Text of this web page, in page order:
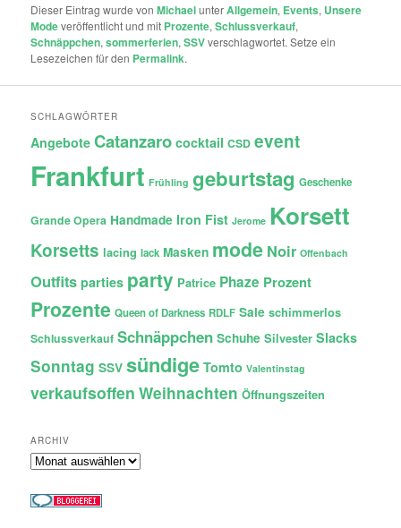
Dieser Eintrag wurde vonMichaelunterAllgemein, Events, Unsere
Modeveröffentlicht und mit Prozente,Schlussverkauf,
Schnäppchen,sommerferien,SSVverschlagwortet. Setze ein
Lesezeichen für den Permalink.
SCHLAGWÖRTER
Angebote Catanzaro cocktail CSD event
Frankfurt Frühling geburtstag Geschenke
Grande Opera Handmade Iron Fist Jerome Korsett
Korsetts lacing lack Masken mode Noir Offenbach
Outfits parties party Patrice Phaze Prozent
Prozente Queen of Darkness RDLF Sale schimmerlos
Schlussverkauf Schnäppchen Schuhe Silvester Slacks
Sonntag SSV sündige Tomto Valentinstag
verkaufsoffen Weihnachten Öffnungszeiten
ARCHIV
Archiv